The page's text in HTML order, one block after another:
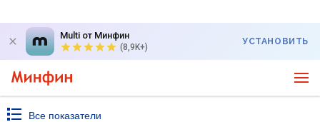
Multi от Минфин
(8,9K+)
УСТАНОВИТЬ
Все показатели